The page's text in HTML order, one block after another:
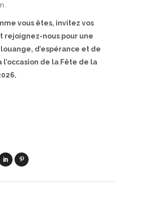
vous êtes, invitez vos
rejoignez-nous pour une
d’espérance et de
l’occasion de la Fête de la